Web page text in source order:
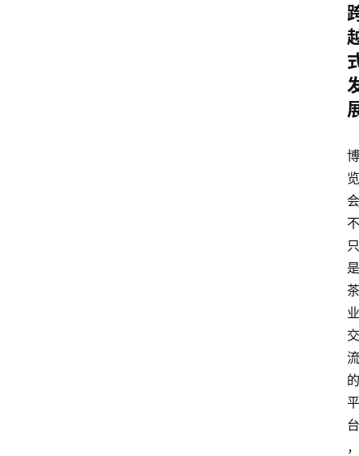
博
览
会
不
只
是
茶
业
交
流
的
平
台
，